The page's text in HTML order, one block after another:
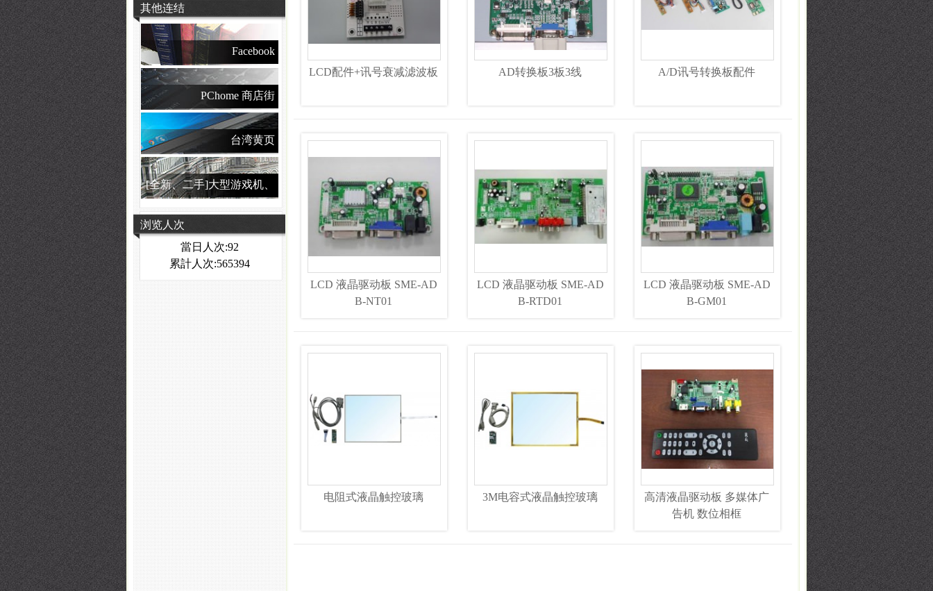
其他连结
Facebook
PChome 商店街
台湾黄页
[全新、二手]大型游戏机、
浏览人次
當日人次:92
累計人次:565394
LCD配件+讯号衰减滤波板 AD转换板3板3线 A/D讯号转换板配件
LCD 液晶驱动板 SME-AD
B-NT01
LCD 液晶驱动板 SME-AD
B-RTD01
LCD 液晶驱动板 SME-AD
B-GM01
电阻式液晶触控玻璃 3M电容式液晶触控玻璃
高清液晶驱动板 多媒体广
告机 数位相框